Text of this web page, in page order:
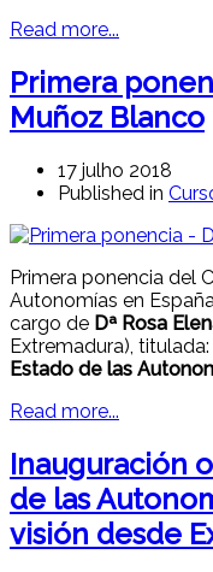
Read more...
Primera
Muñoz Blanco
17 julho 2018
Published in
Primera ponencia del
Autonomías en
cargo de Dª Rosa
Extremadura), titulada:
Estado de las
Read more...
Inauguración
de las
visión desde